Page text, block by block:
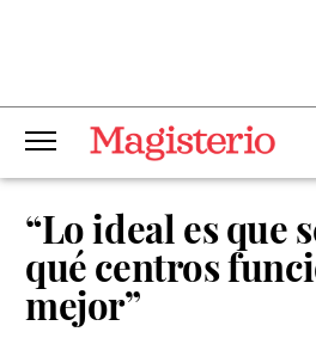
“Lo ideal es que
qué centros
mejor”